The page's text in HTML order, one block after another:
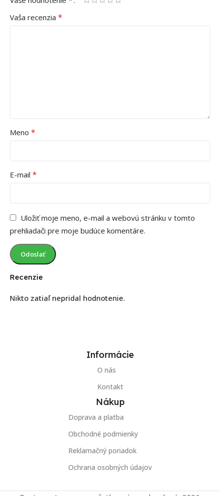
Recenzie
Nikto zatiaľ nepridal hodnotenie.
Vaša recenzia *
Meno *
E-mail *
Uložiť moje meno, e-mail a webovú stránku v tomto
prehliadači pre moje budúce komentáre.
Informácie
O nás
Kontakt
Nákup
Doprava a platba
Obchodné podmienky
Reklamačný poriadok
Ochrana osobných údajov